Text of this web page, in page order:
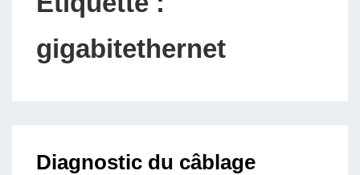
gigabitethernet
Diagnostic du câblage